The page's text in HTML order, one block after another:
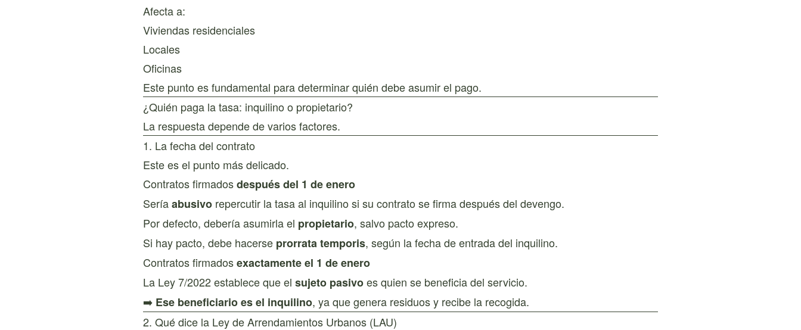
Afecta a:
Viviendas residenciales
Locales
Oficinas
Este punto es fundamental para determinar quién debe asumir el pago.
¿Quién paga la tasa: inquilino o propietario?
La respuesta depende de varios factores.
1. La fecha del contrato
Este es el punto más delicado.
Contratos firmadosdespués del 1 de enero
Seríaabusivo repercutir la tasa al inquilino si su contrato se firma después del devengo.
Por defecto, debería asumirla el propietario, salvo pacto expreso.
Si hay pacto, debe hacerse prorrata temporis, según la fecha de entrada del inquilino.
Contratos firmadosexactamente el 1 de enero
La Ley 7/2022 establece que el sujeto pasivoes quien se beneficia del servicio.
➡️ Ese beneficiario es el inquilino, ya que genera residuos y recibe la recogida.
2. Qué dice la Ley de Arrendamientos Urbanos (LAU)